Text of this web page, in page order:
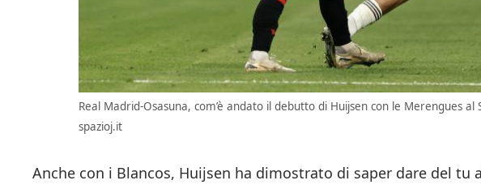
Real Madrid-Osasuna, com’è andato il debutto di Huijsen con le Merengues
spazioj.it
Anche con i Blancos, Huijsen ha dimostrato di saper dare del tu